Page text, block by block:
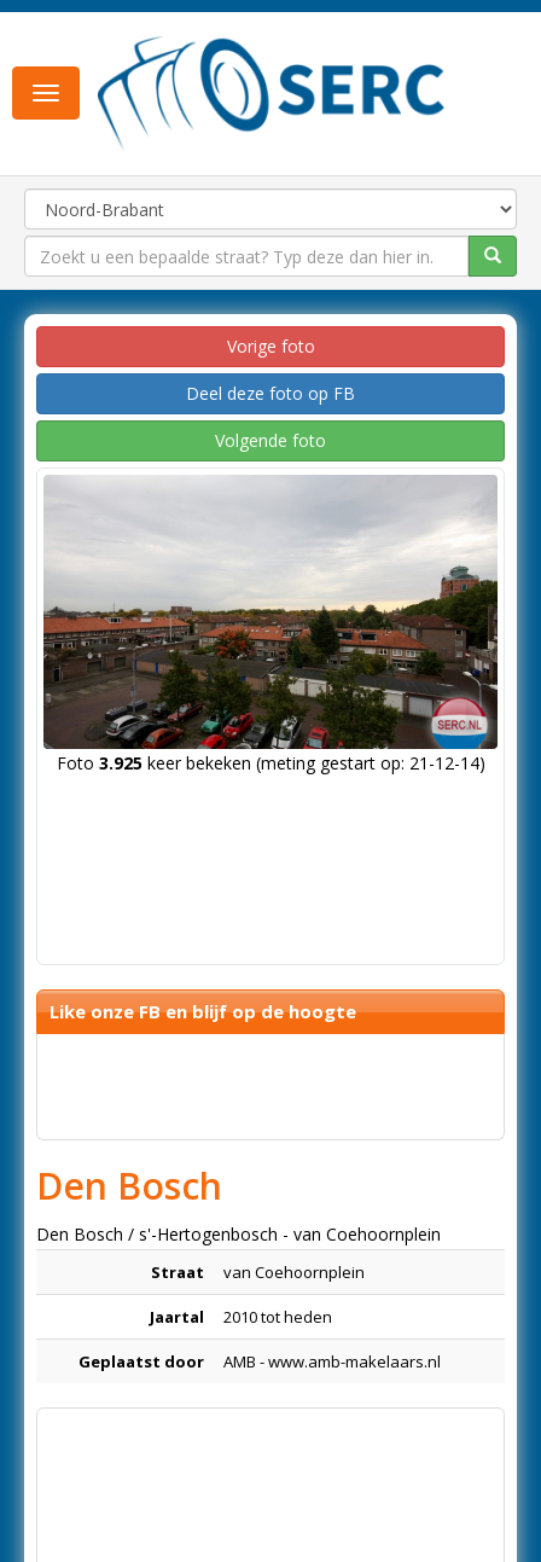
Toggle
navigation
Vorige foto
Deel deze foto op FB
Volgende foto
Foto 3.925keer bekeken (meting gestart op: 21-12-14)
Like onze FB en blijf op de hoogte
Den Bosch
Den Bosch / s'-Hertogenbosch - van Coehoornplein
Straat van Coehoornplein
Jaartal 2010 tot heden
Geplaatst door AMB - www.amb-makelaars.nl